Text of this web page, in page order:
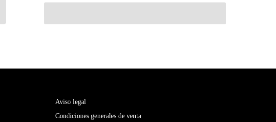
Aviso legal
Condiciones generales de venta